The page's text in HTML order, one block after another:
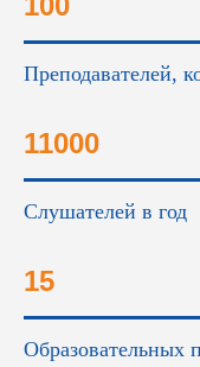
Преподавателей,
11000
Слушателей в год
15
Образовательных